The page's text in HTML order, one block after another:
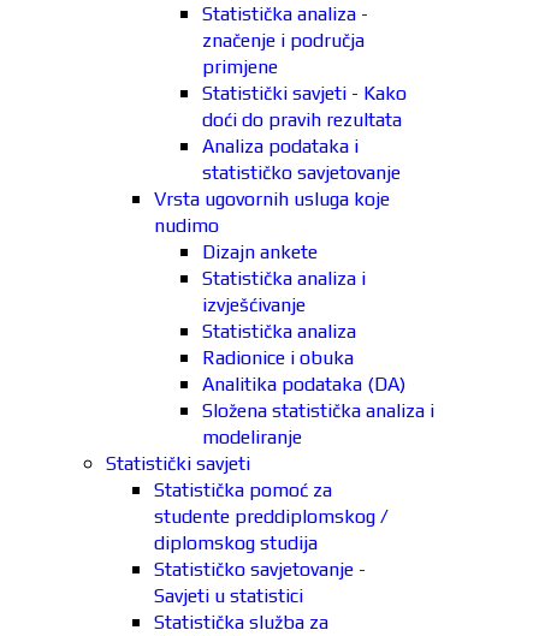
Statistička analiza -
značenje i područja
primjene
Statistički savjeti - Kako
doći do pravih rezultata
Analiza podataka i
statističko savjetovanje
Vrsta ugovornih usluga koje
nudimo
Dizajn ankete
Statistička analiza i
izvješćivanje
Statistička analiza
Radionice i obuka
Analitika podataka (DA)
Složena statistička analiza i
modeliranje
Statistički savjeti
Statistička pomoć za
studente preddiplomskog /
diplomskog studija
Statističko savjetovanje -
Savjeti u statistici
Statistička služba za